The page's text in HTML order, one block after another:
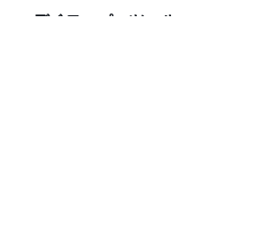
デベロッパーツール